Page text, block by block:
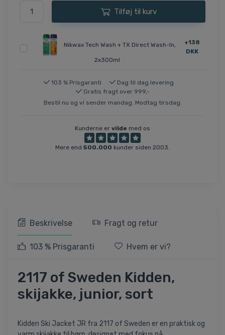
Tilføj til kurv
Nikwax Tech Wash + TX Direct Wash-In,
2x300ml
+138
DKK
103 % Prisgaranti
Dag til dag levering
Gratis fragt over 999,-
Bestil nu og vi sender mandag. Modtag tirsdag.
Kunderne er vilde med os
Mere end 500.000 kunder siden 2003.
Beskrivelse Fragt og retur
103 % Prisgaranti Hvem er vi?
2117 of Sweden Kidden,
skijakke, junior, sort
Kidden Ski Jacket JR fra 2117 of Sweden er en praktisk og